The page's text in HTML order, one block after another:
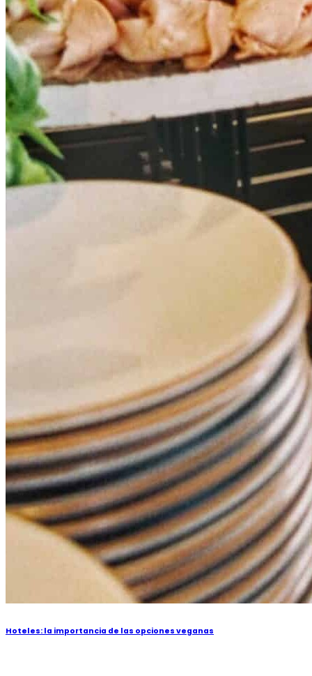
Hoteles: la importancia de las opciones veganas